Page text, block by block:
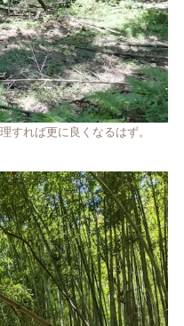
すれば更に良くなるはず。